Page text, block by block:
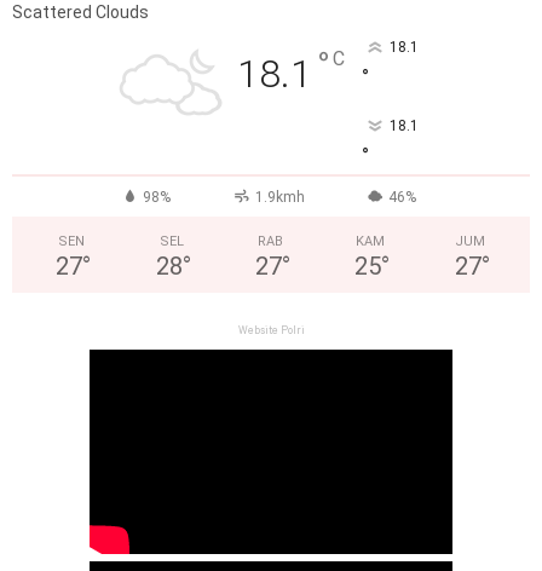
Scattered Clouds
18.1 ° C 18.1
°
18.1
°
98% 1.9kmh 46%
SEN
27°
SEL
28°
RAB
27°
KAM
25°
JUM
27°
Website Polri